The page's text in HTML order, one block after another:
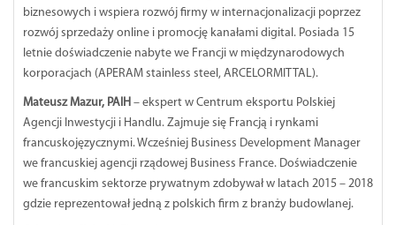
biznesowych i wspiera rozwój firmy w internacjonalizacji poprzez
rozwój sprzedaży online i promocję kanałami digital. Posiada 15
letnie doświadczenie nabyte we Francji w międzynarodowych
korporacjach (APERAM stainless steel, ARCELORMITTAL).
Mateusz Mazur, PAIH – ekspert w Centrum eksportu Polskiej
Agencji Inwestycji i Handlu. Zajmuje się Francją i rynkami
francuskojęzycznymi. Wcześniej Business Development Manager
we francuskiej agencji rządowej Business France. Doświadczenie
we francuskim sektorze prywatnym zdobywał w latach 2015 – 2018
gdzie reprezentował jedną z polskich firm z branży budowlanej.